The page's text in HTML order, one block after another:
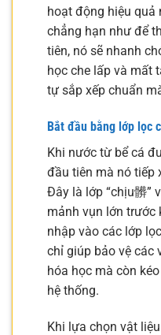
hoạt động hiệu quả
chẳng hạn như để
tiên, nó sẽ nhanh
học che lấp và mất
tự sắp xếp chuẩn
Bắt đầu bằng lớp lọc
Khi nước từ bể cá
đầu tiên mà nó tiếp
Đây là lớp “chịu髒”
mảnh vụn lớn trước
nhập vào các lớp
chỉ giúp bảo vệ các
hóa học mà còn
hệ thống.
Khi lựa chọn vật